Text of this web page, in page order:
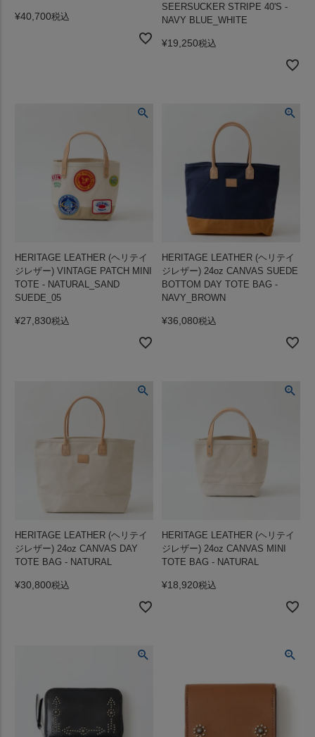
¥40,700税込
SEERSUCKER STRIPE 40'S -
NAVY BLUE_WHITE
¥19,250税込
HERITAGE LEATHER (ヘリテイ
ジレザー) VINTAGE PATCH MINI
TOTE - NATURAL_SAND
SUEDE_05
¥27,830税込
HERITAGE LEATHER (ヘリテイ
ジレザー) 24oz CANVAS SUEDE
BOTTOM DAY TOTE BAG -
NAVY_BROWN
¥36,080税込
HERITAGE LEATHER (ヘリテイ
ジレザー) 24oz CANVAS DAY
TOTE BAG - NATURAL
¥30,800税込
HERITAGE LEATHER (ヘリテイ
ジレザー) 24oz CANVAS MINI
TOTE BAG - NATURAL
¥18,920税込